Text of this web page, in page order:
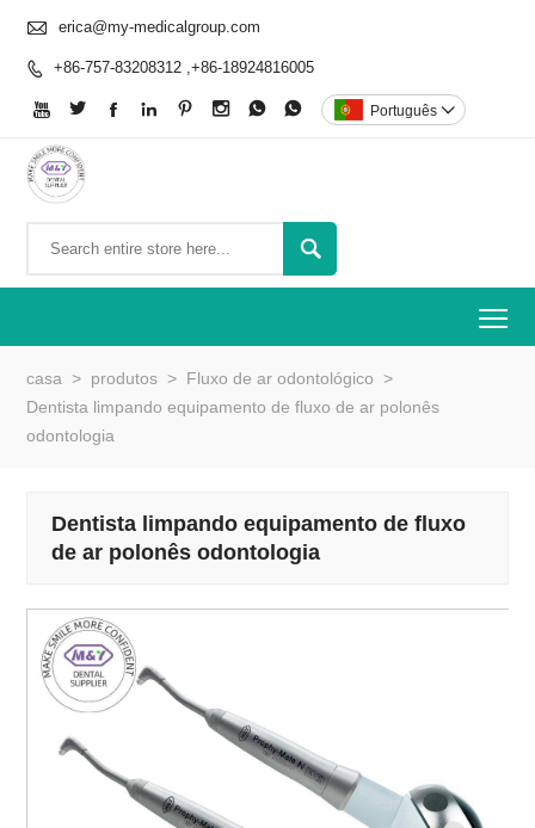
 erica@my-medicalgroup.com
 +86-757-83208312 ,+86-18924816005
        Português 

casa > produtos > Fluxo de ar odontológico >
Dentista limpando equipamento de fluxo de ar polonês
odontologia
Dentista limpando equipamento de fluxo
de ar polonês odontologia